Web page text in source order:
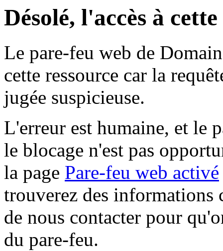
Désolé, l'accès à
Le pare-feu web de
cette ressource car la
jugée suspicieuse.
L'erreur est humaine, et le
le blocage n'est pas
la page Pare-feu web activé
trouverez des informations
de nous contacter pour
du pare-feu.